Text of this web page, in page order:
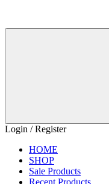
Login / Register
HOME
SHOP
Sale Products
Recent Products